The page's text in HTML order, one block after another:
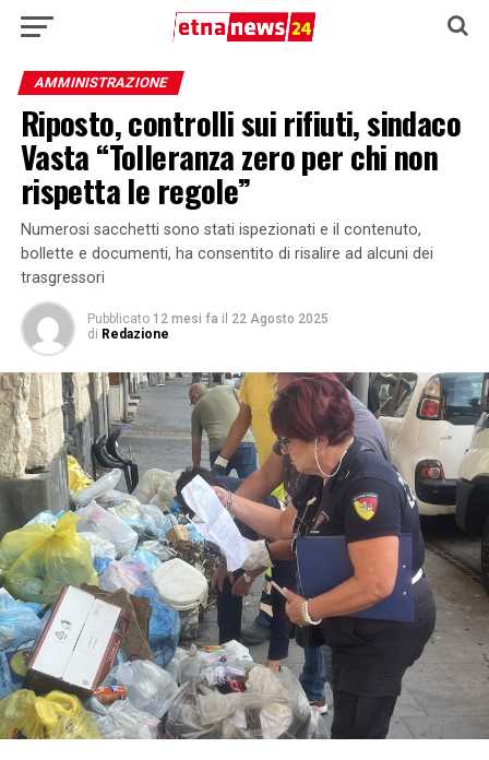
AMMINISTRAZIONE
Riposto, controlli sui rifiuti, sindaco
Vasta “Tolleranza zero per chi non
rispetta le regole”
Numerosi sacchetti sono stati ispezionati e il contenuto,
bollette e documenti, ha consentito di risalire ad alcuni dei
trasgressori
Pubblicato 12 mesi fa il 22 Agosto 2025
di Redazione